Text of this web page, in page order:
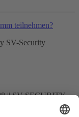
teilnehmen?
SV-Security
||SV-SECURITY